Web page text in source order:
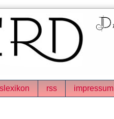
rss impressum